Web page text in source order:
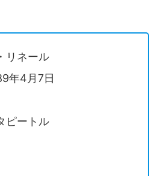
リネール
年4月7日
ピートル